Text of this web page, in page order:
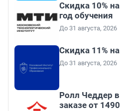
Скидка 10%
год обучения
До 31 августа, 2026
Скидка 11%
До 31 августа, 2026
Ролл Чеддер
заказе от